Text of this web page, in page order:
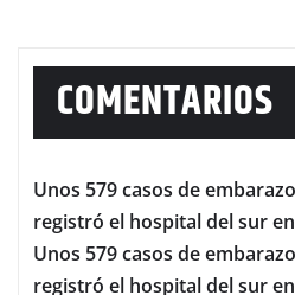
COMENTARIOS
Unos 579 casos de
registró el hospital del sur
Unos 579 casos de
registró el hospital del sur